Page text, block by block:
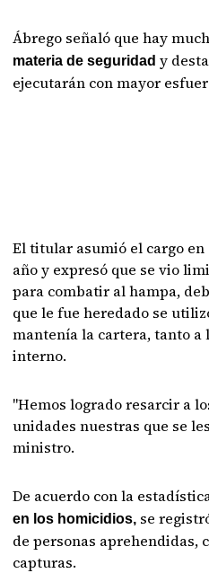
Ábrego señaló que hay
materia de seguridady
ejecutarán con mayor
El titular asumió el cargo
año y expresó que se vio
para combatir al hampa,
que le fue heredado se
mantenía la cartera, tanto a
interno.
"Hemos logrado resarcir a
unidades nuestras que se
ministro.
De acuerdo con la
en los homicidios, se
de personas aprehendidas,
capturas.